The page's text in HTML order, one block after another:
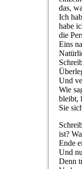
das,
Ich
habe
die
Eins
Und
Wie
bleibt,
Sie
ist?
Ende
Und
Denn